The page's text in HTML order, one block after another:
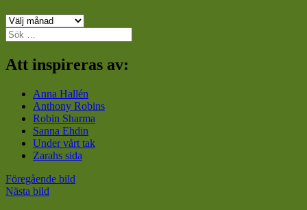
Arkiv
Sök
efter:
Att inspireras av:
Anna Hallén
Anthony Robins
Robin Sharma
Sanna Ehdin
Under vårt tak
Zarahs sida
Föregående bild
Nästa bild